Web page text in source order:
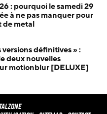
: pourquoi le samedi 29
à ne pas manquer pour
de metal
définitives » :
deux nouvelles
motionblur [DELUXE]